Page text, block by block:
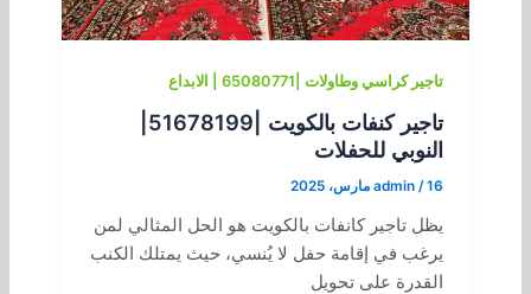
تاجير كراسي وطاولات |65080771 | الابداع
النوبي للحفلات
admin /16 مارس، 2025
يظل تاجير كانفات بالكويت هو الحل المثالي لمن
يرغب في إقامة حفل لا يُنسي، حيث يمتلك الكنب
القدرة على تحويل